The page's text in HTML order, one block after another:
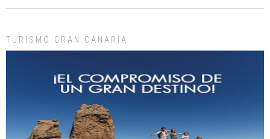
días, ella incluida...
Gato manso encontrado
Este gato macho ha aparecido en la calle hace menos de un mes, es muy
TURISMO GRAN CANARIA